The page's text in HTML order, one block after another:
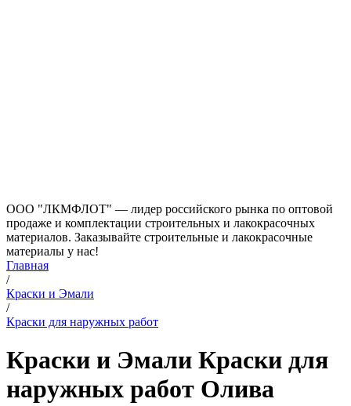
ООО "ЛКМФЛОТ" — лидер российского рынка по оптовой
продаже и комплектации строительных и лакокрасочных
материалов. Заказывайте строительные и лакокрасочные
материалы у нас!
Главная
/
Краски и Эмали
/
Краски для наружных работ
Краски и Эмали Краски для
наружных работ Олива